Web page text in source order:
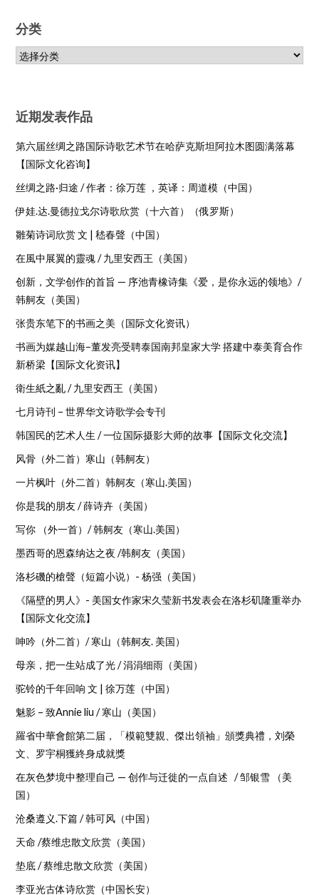
分类
近期发表作品
第六届丝绸之路国际诗歌艺术节在哈萨克斯坦阿拉木图圆满落幕
【国际文化咨询】
丝绸之路·归途 / 作者：徐万莲 ，英译：周道模（中国）
伊娃.达.曼德拉戈尔诗歌欣赏（十六首）（俄罗斯）
雛菊诗词欣赏 文 | 嵇春聲（中国）
在風中展翼的靈魂 / 九里安西王（美国）
创新，文学创作的首旨 — 序池青橡诗集《爱，是你永远的领地》/
韩舸友（美国）
张贵东笔下的书画之美（国际文化资讯）
书画为媒越山海–董发亮受聘泰国南邦皇家大学 搭建中泰美育合作
新桥梁【国际文化资讯】
衛生紙之亂 / 九里安西王（美国）
七月诗刊 – 世界华文诗歌学会专刊
韩国民的艺术人生 / 一位国际摄影大师的故事【国际文化交流】
风骨（外二首）寒山（韩舸友）
一片枫叶（外二首）韩舸友（寒山.美国）
你是我的朋友 / 薛诗卉（美国）
写你 （外一首）/ 韩舸友（寒山.美国）
墨西哥的恩森纳达之夜 /韩舸友（美国）
洛杉磯的槍聲（短篇小说）- 杨强（美国）
《隔壁的男人》- 美国女作家宋久莹新书发表会在洛杉矶隆重举办
【国际文化交流】
呻吟（外二首）/ 寒山（韩舸友. 美国）
母亲，把一生站成了光 / 涓涓细雨（美国）
驼铃的千年回响 文 | 徐万莲（中国）
魅影 – 致Annie liu / 寒山（美国）
羅省中華會館第二届，「模範雙親、傑出領袖」頒獎典禮，刘榮
文、罗宇桐獲終身成就獎
在灰色梦境中整理自己 — 创作与迁徙的一点自述 / 邹银雪 （美
国）
沧桑遵义.下篇 / 韩可风（中国）
天命 /蔡维忠散文欣赏（美国）
垫底 / 蔡维忠散文欣赏（美国）
李亚光古体诗欣赏（中国长安）